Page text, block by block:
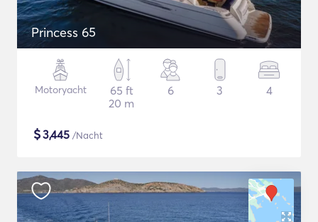
Princess 65
Motoryacht
65 ft
20 m
6 3 4
$3,445 /Nacht